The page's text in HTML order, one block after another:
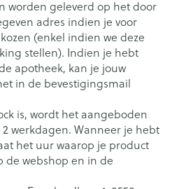
worden geleverd op het door
adres indien je voor
(enkel indien we deze
stellen). Indien je hebt
apotheek, kan je jouw
in de bevestigingsmail
is, wordt het aangeboden
werkdagen. Wanneer je hebt
het uur waarop je product
de webshop en in de